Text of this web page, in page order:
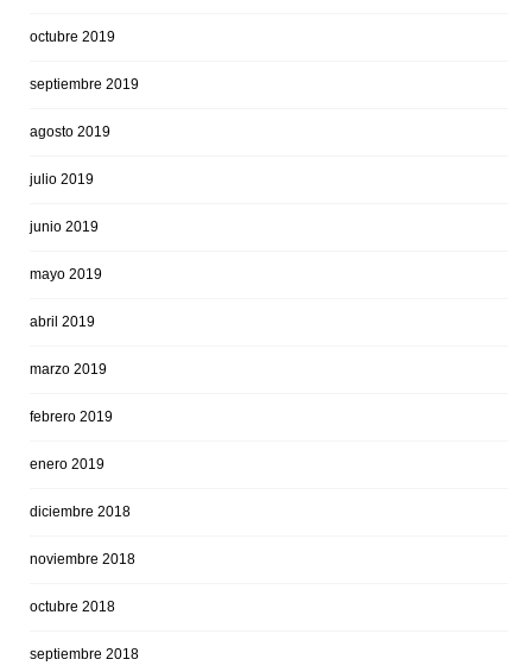
octubre 2019
septiembre 2019
agosto 2019
julio 2019
junio 2019
mayo 2019
abril 2019
marzo 2019
febrero 2019
enero 2019
diciembre 2018
noviembre 2018
octubre 2018
septiembre 2018